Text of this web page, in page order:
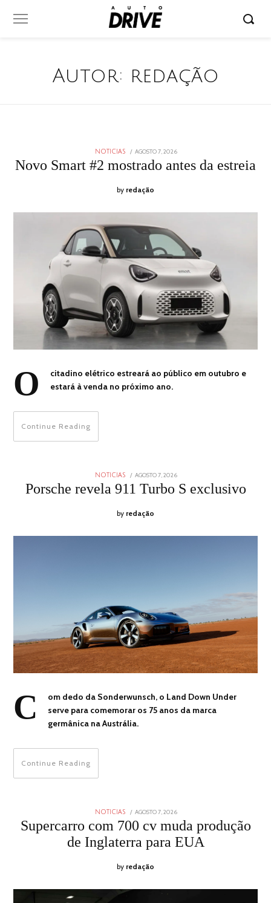
Autor: redação
NOTICIAS
POSTED
ON
AGOSTO 7, 2026
7,
2026
Novo Smart #2 mostrado antes da estreia
by redação
O
citadino elétrico estreará ao público em outubro e
estará à venda no próximo ano.
Continue Reading
NOTICIAS
POSTED
ON
AGOSTO 7, 2026
7,
2026
Porsche revela 911 Turbo S exclusivo
by redação
C
om dedo da Sonderwunsch, o Land Down Under
serve para comemorar os 75 anos da marca
germânica na Austrália.
Continue Reading
NOTICIAS
POSTED
ON
AGOSTO 7, 2026
2026
Supercarro com 700 cv muda produção
de Inglaterra para EUA
by redação